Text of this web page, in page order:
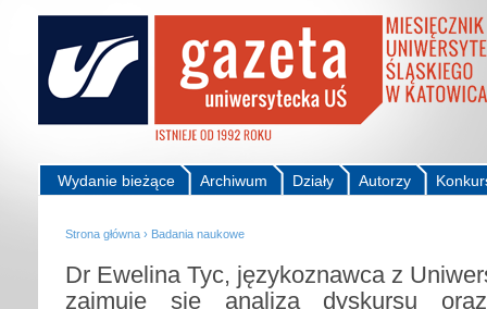
Autorzy
Działy
Archiwum
Wydanie bieżące
Strona główna › Badania naukowe
Dr Ewelina Tyc, językoznawca z
zajmuje się analizą dyskursu oraz